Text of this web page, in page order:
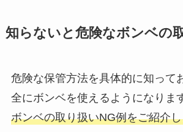
知らないと危険なボンベの
危険な保管方法を具体的に知って
全にボンベを使えるようになりま
ボンベの取り扱いNG例をご紹介